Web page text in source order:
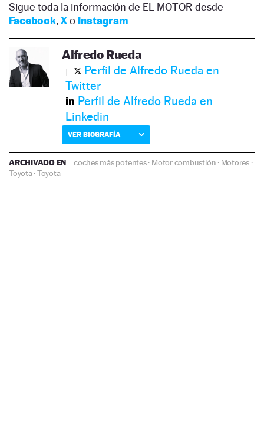
Sigue toda la información de EL MOTOR desde
Facebook, Xo Instagram
Alfredo Rueda
Perfil de Alfredo Rueda en
Twitter
Perfil de Alfredo Rueda en
Linkedin
VER BIOGRAFÍA
ARCHIVADO EN coches más potentes· Motor combustión · Motores ·
Toyota·Toyota